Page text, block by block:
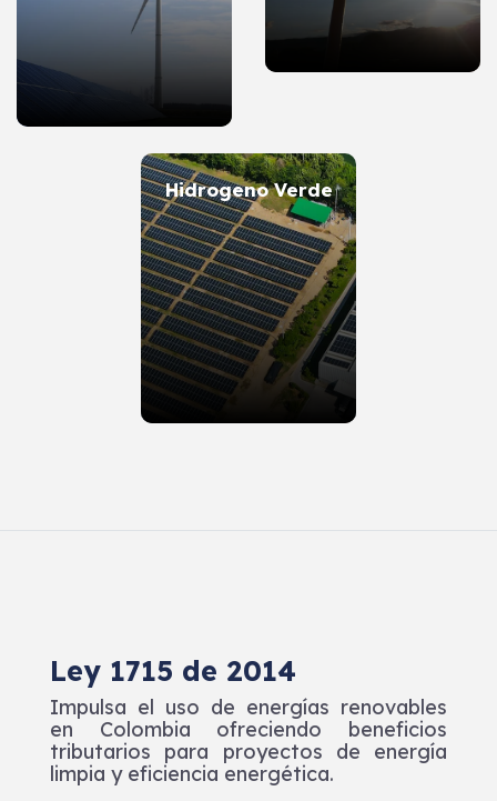
Hidrogeno Verde
Ley 1715 de 2014
Impulsa el uso de energías renovables
en Colombia ofreciendo beneficios
tributarios para proyectos de energía
limpia y eficiencia energética.